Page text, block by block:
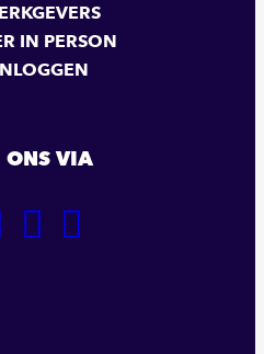
IN PERSON
ONS VIA
GA
GA